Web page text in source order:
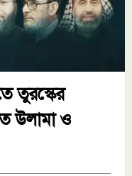
তুরস্কের
উলামা ও